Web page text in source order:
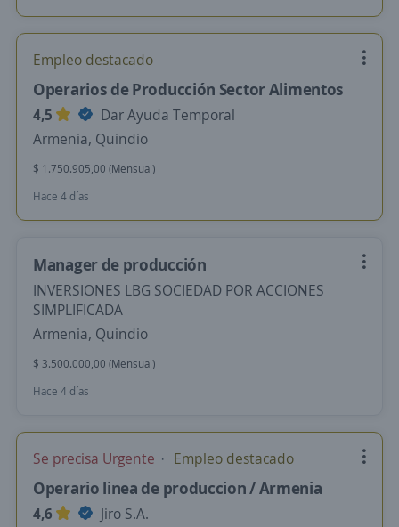
Empleo destacado
Operarios de Producción Sector Alimentos
4,5
Dar Ayuda Temporal
Armenia, Quindio
$ 1.750.905,00 (Mensual)
Hace 4 días
Manager de producción
INVERSIONES LBG SOCIEDAD POR ACCIONES
SIMPLIFICADA
Armenia, Quindio
$ 3.500.000,00 (Mensual)
Hace 4 días
Se precisa Urgente Empleo destacado
Operario linea de produccion / Armenia
4,6
Jiro S.A.